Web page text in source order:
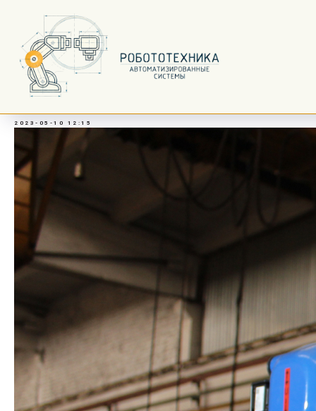
Роботизированная лазерная
сварка нержавеющей стали
2023-05-10 12:15